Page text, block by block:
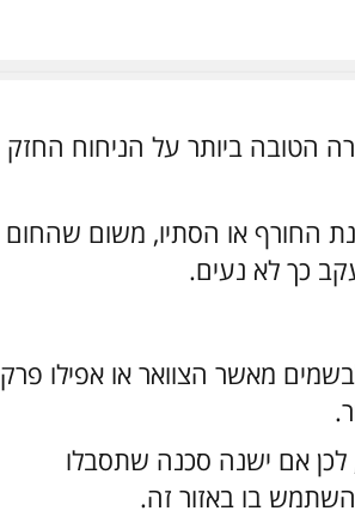
הטובה ביותר על הניחוח החזק
החורף או הסתיו, משום שהחום
כך לא נעים.
מאשר הצוואר או אפילו פרק
לכן אם ישנה סכנה שתסבלו
בו באזור זה.